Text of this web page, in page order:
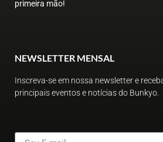
primeira mão!
NEWSLETTER MENSAL
Inscreva-se em nossa newsletter e
principais eventos e notícias do Bunkyo.